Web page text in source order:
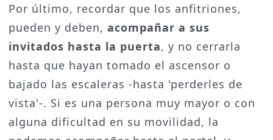
Por último, recordar que los anfitriones,
pueden y deben, acompañar a sus
invitados hasta la puerta, y no cerrarla
hasta que hayan tomado el ascensor o
bajado las escaleras -hasta 'perderles de
vista'-. Si es una persona muy mayor o con
alguna dificultad en su movilidad, la